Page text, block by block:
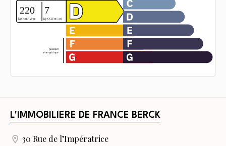
L'IMMOBILIERE DE FRANCE BERCK
30 Rue de l’Impératrice